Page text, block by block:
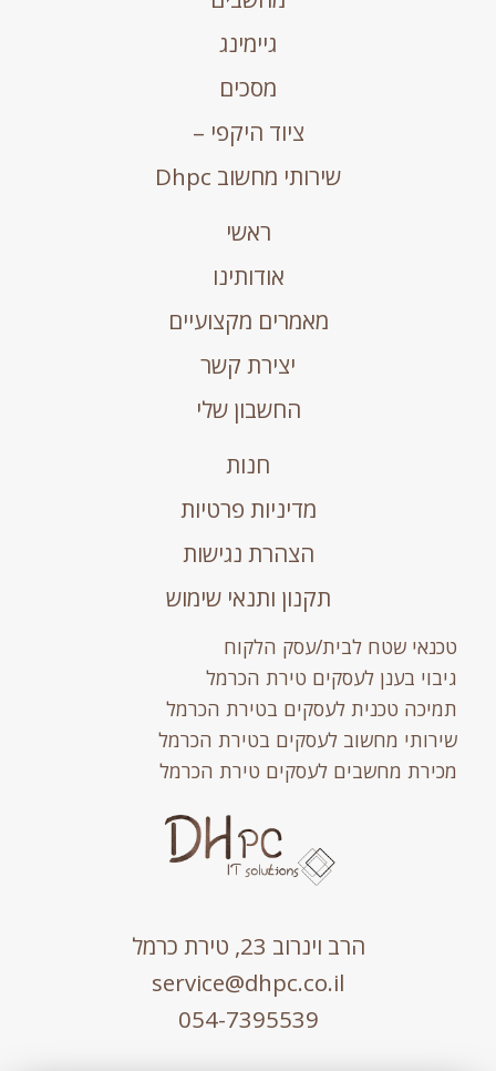
גיימינג
מסכים
ציוד היקפי –
שירותי מחשוב Dhpc
ראשי
אודותינו
מאמרים מקצועיים
יצירת קשר
החשבון שלי
חנות
מדיניות פרטיות
הצהרת נגישות
תקנון ותנאי שימוש
טכנאי שטח לבית/עסק הלקוח
גיבוי בענן לעסקים טירת הכרמל
תמיכה טכנית לעסקים בטירת הכרמל
שירותי מחשוב לעסקים בטירת הכרמל
מכירת מחשבים לעסקים טירת הכרמל
הרב וינרוב 23, טירת כרמל
service@dhpc.co.il
054-7395539